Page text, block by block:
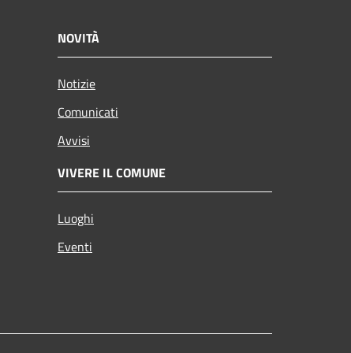
NOVITÀ
Notizie
Comunicati
Avvisi
VIVERE IL COMUNE
Luoghi
Eventi